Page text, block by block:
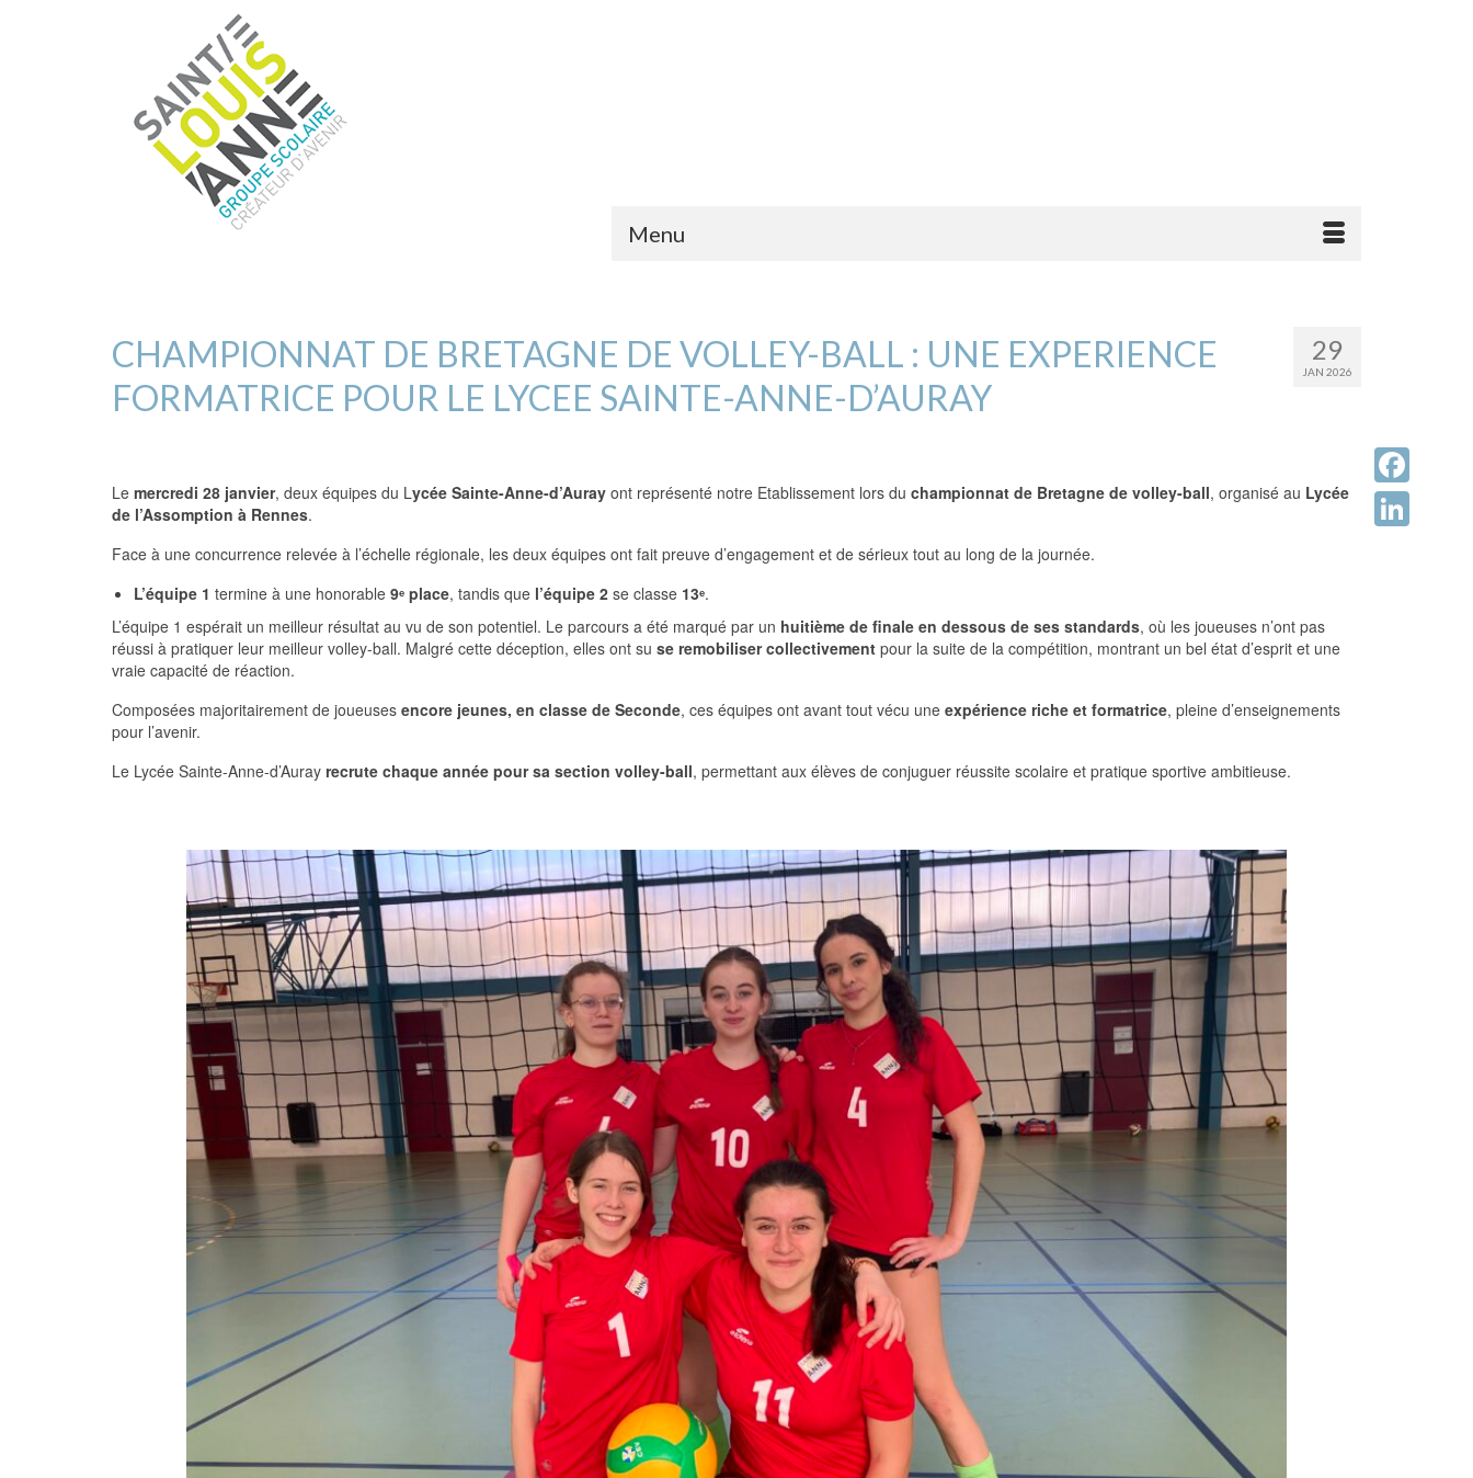
Menu
29
JAN 2026
CHAMPIONNAT DE BRETAGNE DE VOLLEY-BALL : UNE EXPERIENCE
FORMATRICE POUR LE LYCEE SAINTE-ANNE-D’AURAY
Le mercredi 28 janvier, deux équipes du Lycée Sainte-Anne-d’Auray ont représenté notre Etablissement lors du championnat de Bretagne de volley-ball, organisé au Lycée
de l’Assomption à Rennes.
Face à une concurrence relevée à l’échelle régionale, les deux équipes ont fait preuve d’engagement et de sérieux tout au long de la journée.
L’équipe 1 termine à une honorable 9ᵉ place, tandis que l’équipe 2 se classe 13ᵉ.
L’équipe 1 espérait un meilleur résultat au vu de son potentiel. Le parcours a été marqué par un huitième de finale en dessous de ses standards, où les joueuses n’ont pas
réussi à pratiquer leur meilleur volley-ball. Malgré cette déception, elles ont su se remobiliser collectivement pour la suite de la compétition, montrant un bel état d’esprit et une
vraie capacité de réaction.
Composées majoritairement de joueuses encore jeunes, en classe de Seconde, ces équipes ont avant tout vécu une expérience riche et formatrice, pleine d’enseignements
pour l’avenir.
Le Lycée Sainte-Anne-d’Auray recrute chaque année pour sa section volley-ball, permettant aux élèves de conjuguer réussite scolaire et pratique sportive ambitieuse.
Facebook